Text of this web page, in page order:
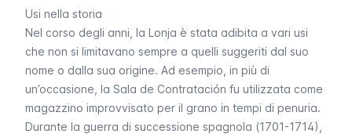
Usi nella storia
Nel corso degli anni, la Lonja è stata adibita a vari usi
che non si limitavano sempre a quelli suggeriti dal suo
nome o dalla sua origine. Ad esempio, in più di
un’occasione, la Sala de Contratación fu utilizzata come
magazzino improvvisato per il grano in tempi di penuria.
Durante la guerra di successione spagnola (1701-1714),